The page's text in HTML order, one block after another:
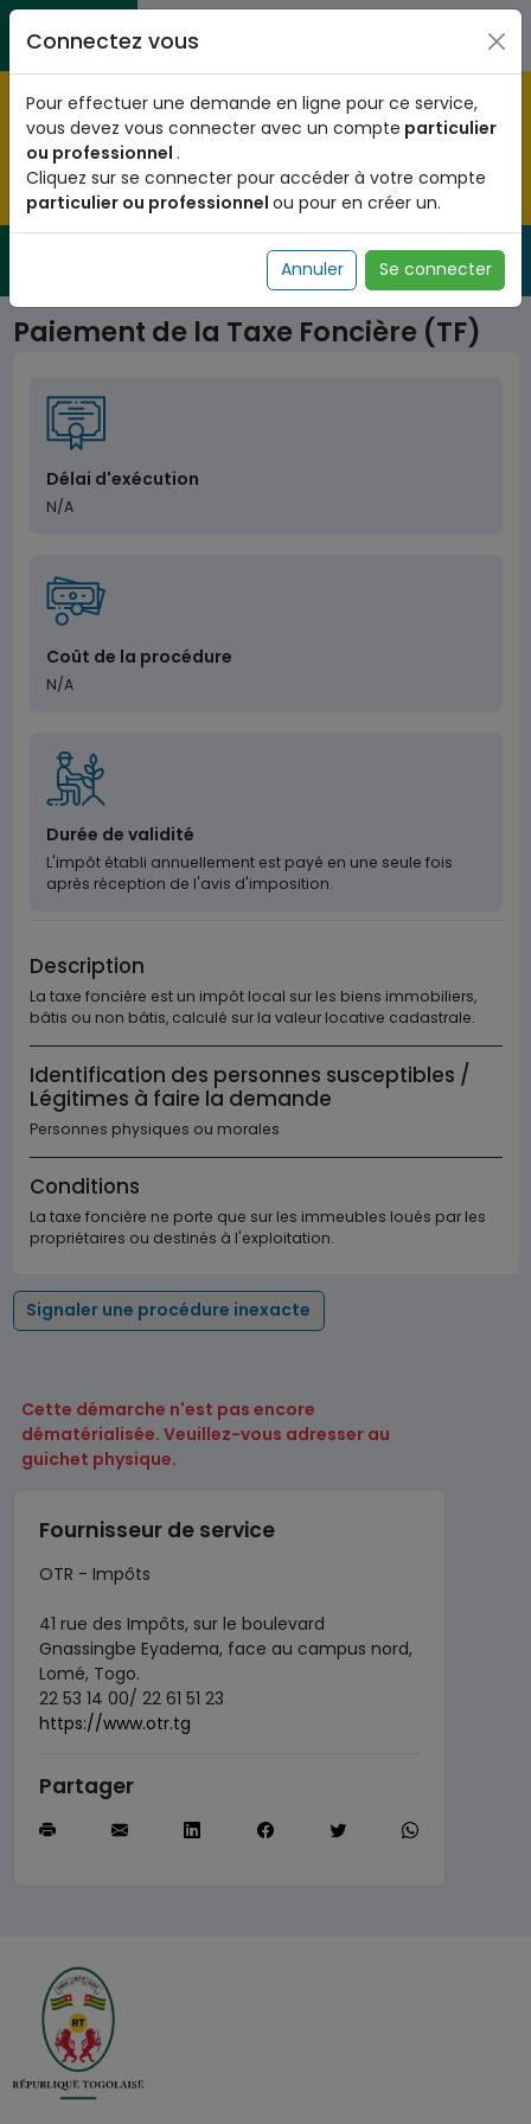
Aller au contenu principal
Citoyens
Pré-enregistrez vous dès maintenant pour le programme
national d'identification biométrique et
obtenez votre Numéro d'Identification Unique (NIU) en
cliquantICI.
Fermer
de l'administration togolaise
Paiement de la Taxe Foncière (TF)
Délai d'exécution
N/A
Coût de la procédure
N/A
Durée de validité
L'impôt établi annuellement est payé en une seule fois
après réception de l'avis d'imposition.
Description
La taxe foncière est un impôt local sur les biens immobiliers,
bâtis ou non bâtis, calculé sur la valeur locative cadastrale.
Identification des personnes susceptibles /
Légitimes à faire la demande
Personnes physiques ou morales
Conditions
La taxe foncière ne porte que sur les immeubles loués par les
propriétaires ou destinés à l'exploitation.
Signaler une procédure inexacte
Cette démarche n'est pas encore
dématérialisée. Veuillez-vous adresser au
guichet physique.
Fournisseur de service
OTR - Impôts
41 rue des Impôts, sur le boulevard
Gnassingbe Eyadema, face au campus nord,
Lomé, Togo.
22 53 14 00/ 22 61 51 23
https://www.otr.tg
Partager
Connectez vous
Pour effectuer une demande en ligne pour ce service,
vous devez vous connecter avec un compte particulier
ou professionnel .
Cliquez sur se connecter pour accéder à votre compte
particulier ou professionnel ou pour en créer un.
Annuler Se connecter